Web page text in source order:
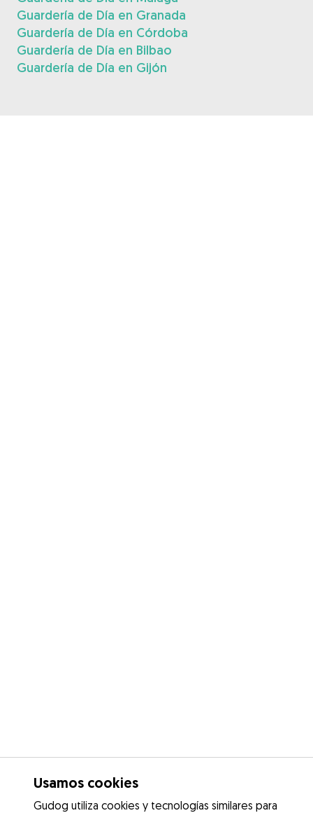
Usamos cookies
Gudog utiliza cookies y tecnologías similares para
Guardería de Día en Granada
Guardería de Día en Córdoba
Guardería de Día en Bilbao
Guardería de Día en Gijón